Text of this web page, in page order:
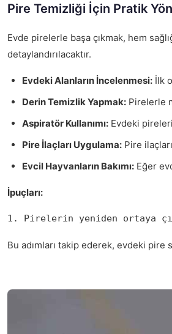
Pire Temizliği İçin Pratik
Evde pirelerle başa çıkmak, hem
detaylandırılacaktır.
Evdeki Alanların İncelenmesi: İlk
Derin Temizlik Yapmak: Pirelerle
Aspiratör Kullanımı: Evdeki
Pire İlaçları Uygulama: Pire
Evcil Hayvanların Bakımı: Eğer
İpuçları:
1. Pirelerin yeniden ortaya
Bu adımları takip ederek, evdeki